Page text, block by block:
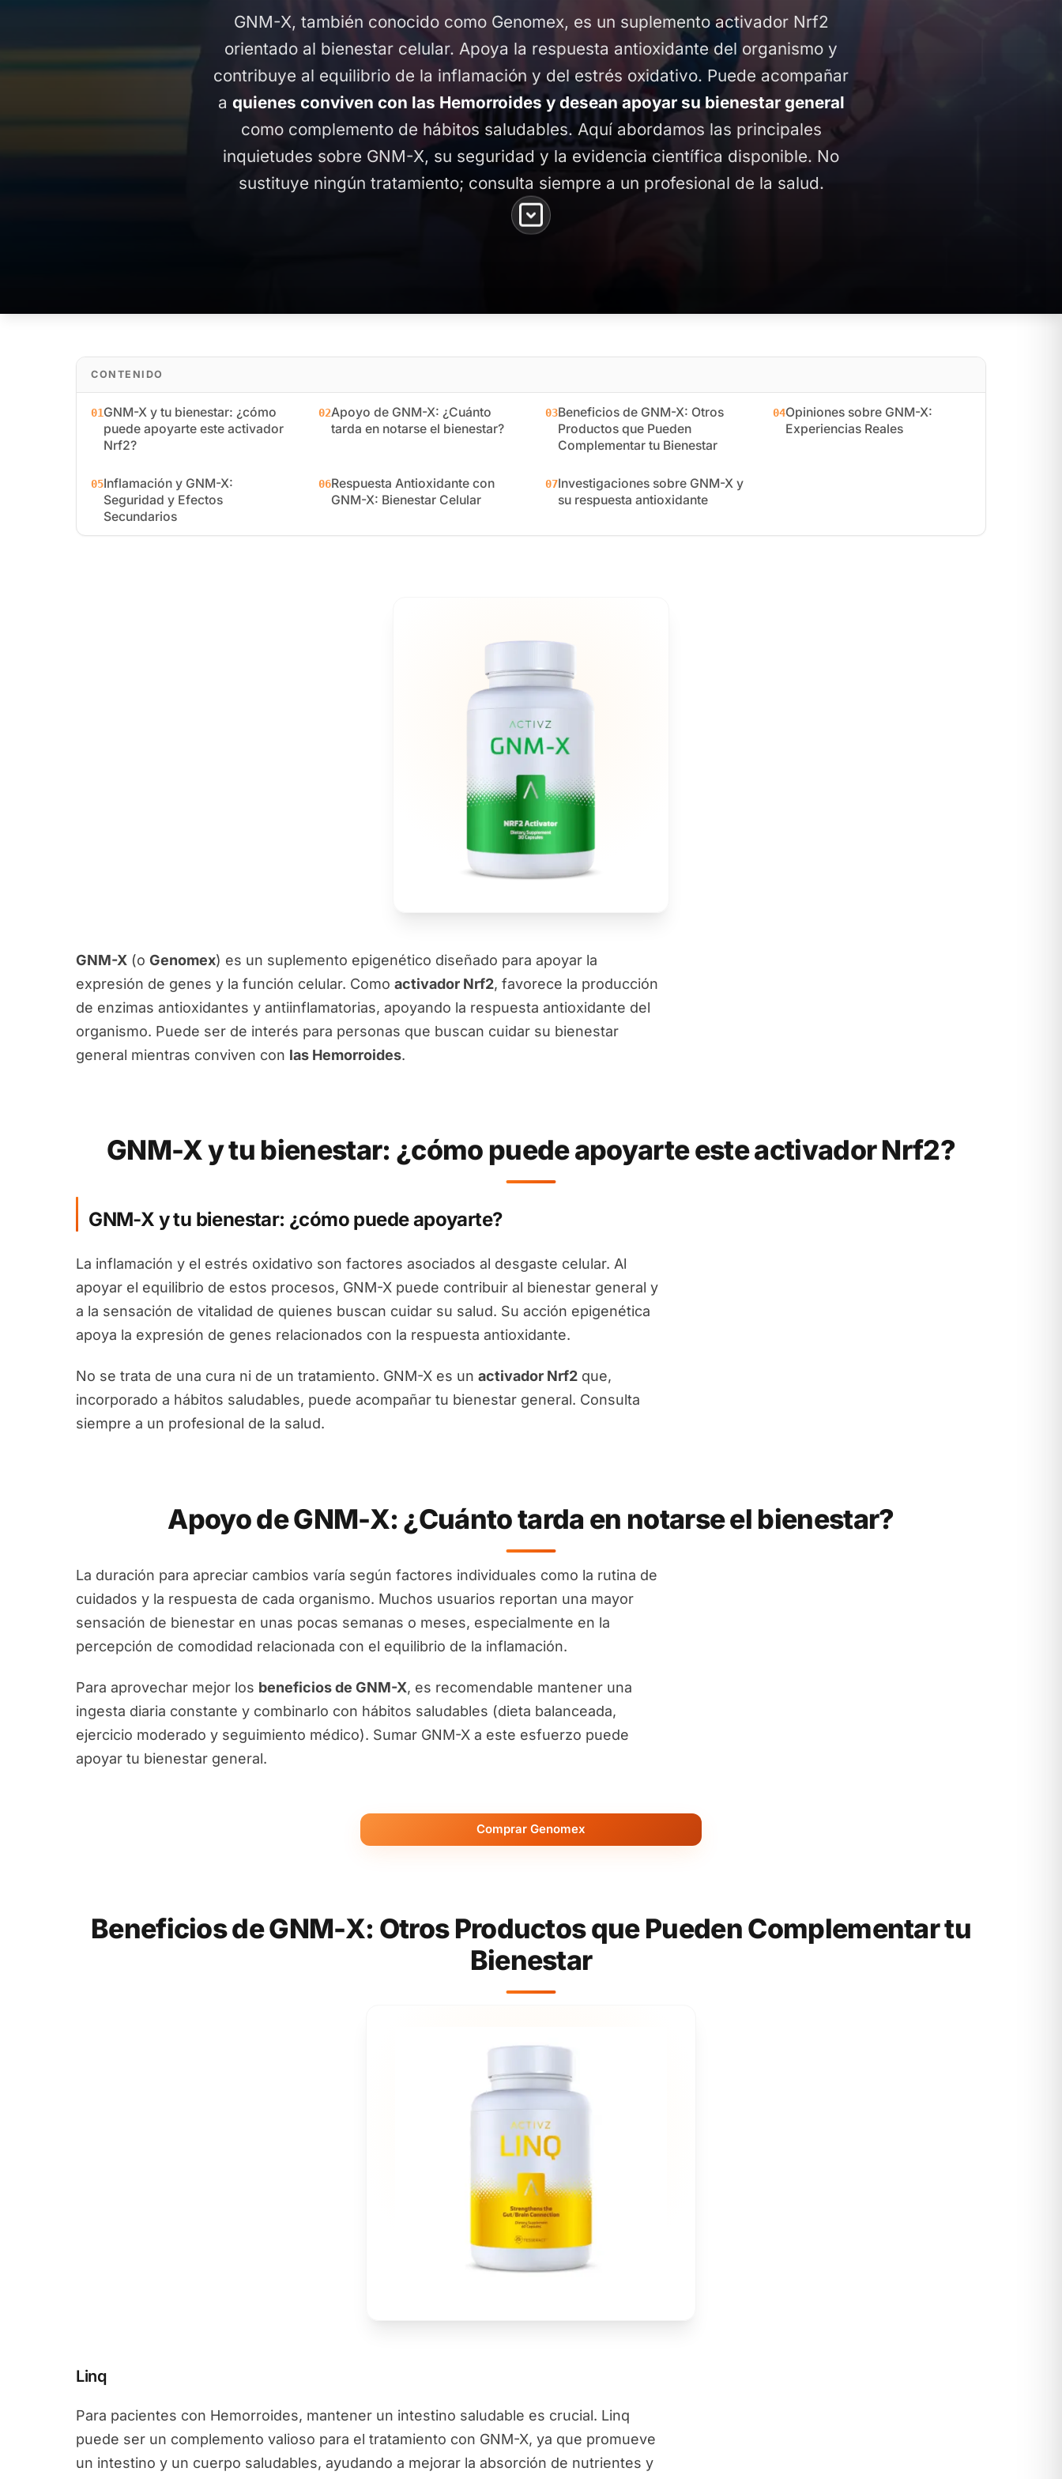
GNM-X, también conocido como Genomex, es un suplemento activador Nrf2
orientado al bienestar celular. Apoya la respuesta antioxidante del organismo y
contribuye al equilibrio de la inflamación y del estrés oxidativo. Puede acompañar
a quienes conviven con las Hemorroides y desean apoyar su bienestar general
como complemento de hábitos saludables. Aquí abordamos las principales
inquietudes sobre GNM-X, su seguridad y la evidencia científica disponible. No
sustituye ningún tratamiento; consulta siempre a un profesional de la salud.
CONTENIDO
01GNM-X y tu bienestar: ¿cómo
puede apoyarte este activador
Nrf2?
02Apoyo de GNM-X: ¿Cuánto
tarda en notarse el bienestar?
03Beneficios de GNM-X: Otros
Productos que Pueden
Complementar tu Bienestar
04Opiniones sobre GNM-X:
Experiencias Reales
05Inflamación y GNM-X:
Seguridad y Efectos
Secundarios
06Respuesta Antioxidante con
GNM-X: Bienestar Celular
07Investigaciones sobre GNM-X y
su respuesta antioxidante
GNM-X (o Genomex) es un suplemento epigenético diseñado para apoyar la
expresión de genes y la función celular. Como activador Nrf2, favorece la producción
de enzimas antioxidantes y antiinflamatorias, apoyando la respuesta antioxidante del
organismo. Puede ser de interés para personas que buscan cuidar su bienestar
general mientras conviven con las Hemorroides.
GNM-X y tu bienestar: ¿cómo puede apoyarte este activador Nrf2?
GNM-X y tu bienestar: ¿cómo puede apoyarte?
La inflamación y el estrés oxidativo son factores asociados al desgaste celular. Al
apoyar el equilibrio de estos procesos, GNM-X puede contribuir al bienestar general y
a la sensación de vitalidad de quienes buscan cuidar su salud. Su acción epigenética
apoya la expresión de genes relacionados con la respuesta antioxidante.
No se trata de una cura ni de un tratamiento. GNM-X es un activador Nrf2 que,
incorporado a hábitos saludables, puede acompañar tu bienestar general. Consulta
siempre a un profesional de la salud.
Apoyo de GNM-X: ¿Cuánto tarda en notarse el bienestar?
La duración para apreciar cambios varía según factores individuales como la rutina de
cuidados y la respuesta de cada organismo. Muchos usuarios reportan una mayor
sensación de bienestar en unas pocas semanas o meses, especialmente en la
percepción de comodidad relacionada con el equilibrio de la inflamación.
Para aprovechar mejor los beneficios de GNM-X, es recomendable mantener una
ingesta diaria constante y combinarlo con hábitos saludables (dieta balanceada,
ejercicio moderado y seguimiento médico). Sumar GNM-X a este esfuerzo puede
apoyar tu bienestar general.
Comprar Genomex
Beneficios de GNM-X: Otros Productos que Pueden Complementar tu
Bienestar
Linq
Para pacientes con Hemorroides, mantener un intestino saludable es crucial. Linq
puede ser un complemento valioso para el tratamiento con GNM-X, ya que promueve
un intestino y un cuerpo saludables, ayudando a mejorar la absorción de nutrientes y